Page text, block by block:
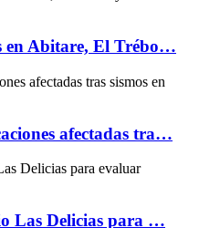
en Abitare, El Trébo…
afectadas tra…
Las Delicias para …